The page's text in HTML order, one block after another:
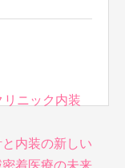
ニック内装
内装の新しい
着医療の未来